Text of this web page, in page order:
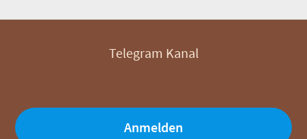
Telegram Kanal
Anmelden